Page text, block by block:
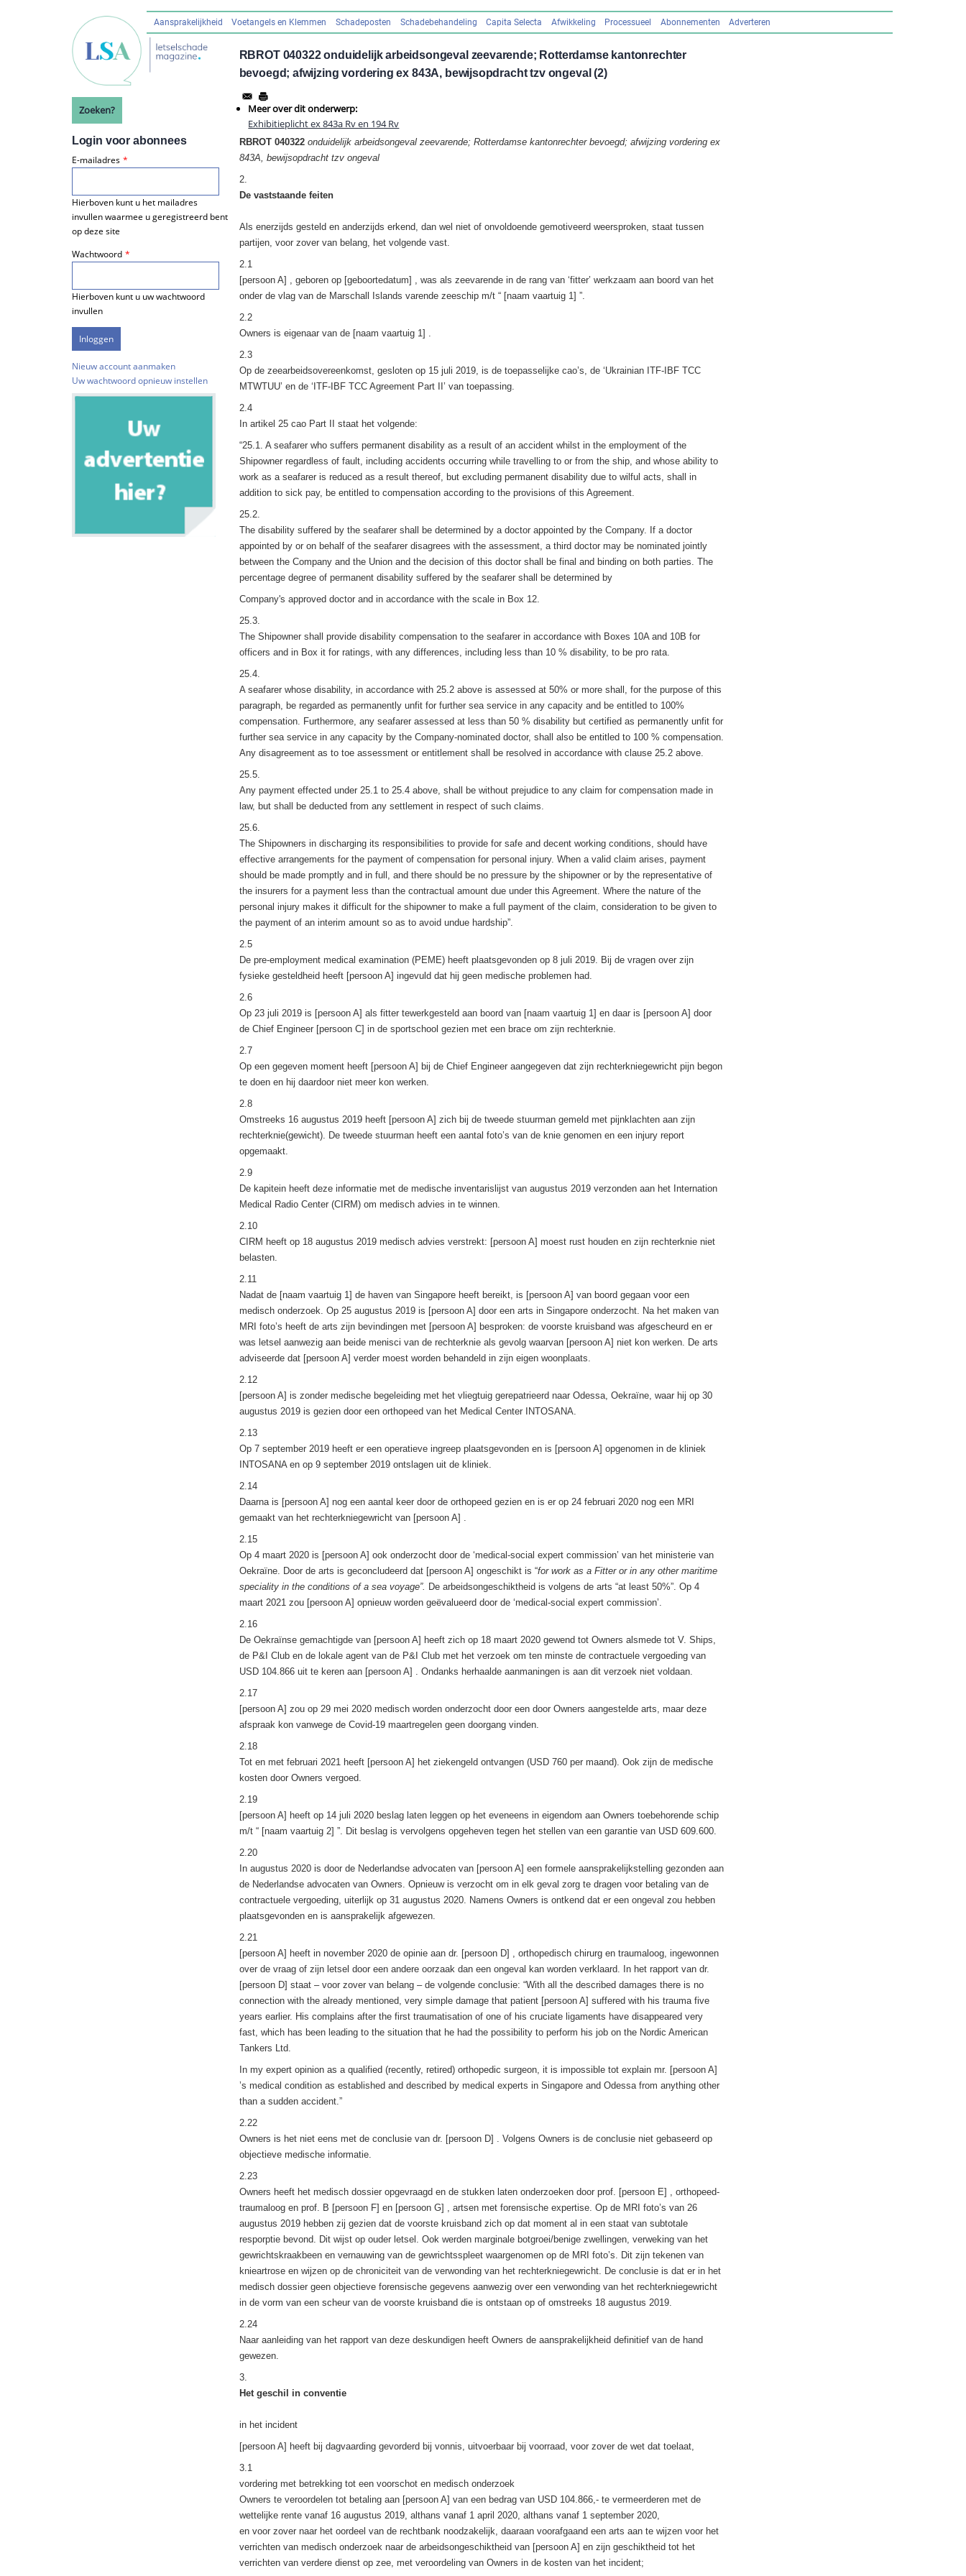
Hoofdnavigatie
Aansprakelijkheid Voetangels en Klemmen Schadeposten Schadebehandeling Capita Selecta Afwikkeling Processueel Abonnementen Adverteren
RBROT 040322 onduidelijk arbeidsongeval zeevarende; Rotterdamse kantonrechter
bevoegd; afwijzing vordering ex 843A, bewijsopdracht tzv ongeval (2)
Meer over dit onderwerp:
Exhibitieplicht ex 843a Rv en 194 Rv
RBROT 040322 onduidelijk arbeidsongeval zeevarende; Rotterdamse kantonrechter bevoegd; afwijzing vordering ex
843A, bewijsopdracht tzv ongeval
2.
De vaststaande feiten
Als enerzijds gesteld en anderzijds erkend, dan wel niet of onvoldoende gemotiveerd weersproken, staat tussen
partijen, voor zover van belang, het volgende vast.
2.1
[persoon A] , geboren op [geboortedatum] , was als zeevarende in de rang van ‘fitter’ werkzaam aan boord van het
onder de vlag van de Marschall Islands varende zeeschip m/t “ [naam vaartuig 1] ”.
2.2
Owners is eigenaar van de [naam vaartuig 1] .
2.3
Op de zeearbeidsovereenkomst, gesloten op 15 juli 2019, is de toepasselijke cao’s, de ‘Ukrainian ITF-IBF TCC
MTWTUU’ en de ‘ITF-IBF TCC Agreement Part II’ van toepassing.
2.4
In artikel 25 cao Part II staat het volgende:
“25.1. A seafarer who suffers permanent disability as a result of an accident whilst in the employment of the
Shipowner regardless of fault, including accidents occurring while travelling to or from the ship, and whose ability to
work as a seafarer is reduced as a result thereof, but excluding permanent disability due to wilful acts, shall in
addition to sick pay, be entitled to compensation according to the provisions of this Agreement.
25.2.
The disability suffered by the seafarer shall be determined by a doctor appointed by the Company. If a doctor
appointed by or on behalf of the seafarer disagrees with the assessment, a third doctor may be nominated jointly
between the Company and the Union and the decision of this doctor shall be final and binding on both parties. The
percentage degree of permanent disability suffered by the seafarer shall be determined by
Company's approved doctor and in accordance with the scale in Box 12.
25.3.
The Shipowner shall provide disability compensation to the seafarer in accordance with Boxes 10A and 10B for
officers and in Box it for ratings, with any differences, including less than 10 % disability, to be pro rata.
25.4.
A seafarer whose disability, in accordance with 25.2 above is assessed at 50% or more shall, for the purpose of this
paragraph, be regarded as permanently unfit for further sea service in any capacity and be entitled to 100%
compensation. Furthermore, any seafarer assessed at less than 50 % disability but certified as permanently unfit for
further sea service in any capacity by the Company-nominated doctor, shall also be entitled to 100 % compensation.
Any disagreement as to toe assessment or entitlement shall be resolved in accordance with clause 25.2 above.
25.5.
Any payment effected under 25.1 to 25.4 above, shall be without prejudice to any claim for compensation made in
law, but shall be deducted from any settlement in respect of such claims.
25.6.
The Shipowners in discharging its responsibilities to provide for safe and decent working conditions, should have
effective arrangements for the payment of compensation for personal injury. When a valid claim arises, payment
should be made promptly and in full, and there should be no pressure by the shipowner or by the representative of
the insurers for a payment less than the contractual amount due under this Agreement. Where the nature of the
personal injury makes it difficult for the shipowner to make a full payment of the claim, consideration to be given to
the payment of an interim amount so as to avoid undue hardship”.
2.5
De pre-employment medical examination (PEME) heeft plaatsgevonden op 8 juli 2019. Bij de vragen over zijn
fysieke gesteldheid heeft [persoon A] ingevuld dat hij geen medische problemen had.
2.6
Op 23 juli 2019 is [persoon A] als fitter tewerkgesteld aan boord van [naam vaartuig 1] en daar is [persoon A] door
de Chief Engineer [persoon C] in de sportschool gezien met een brace om zijn rechterknie.
2.7
Op een gegeven moment heeft [persoon A] bij de Chief Engineer aangegeven dat zijn rechterkniegewricht pijn begon
te doen en hij daardoor niet meer kon werken.
2.8
Omstreeks 16 augustus 2019 heeft [persoon A] zich bij de tweede stuurman gemeld met pijnklachten aan zijn
rechterknie(gewicht). De tweede stuurman heeft een aantal foto’s van de knie genomen en een injury report
opgemaakt.
2.9
De kapitein heeft deze informatie met de medische inventarislijst van augustus 2019 verzonden aan het Internation
Medical Radio Center (CIRM) om medisch advies in te winnen.
2.10
CIRM heeft op 18 augustus 2019 medisch advies verstrekt: [persoon A] moest rust houden en zijn rechterknie niet
belasten.
2.11
Nadat de [naam vaartuig 1] de haven van Singapore heeft bereikt, is [persoon A] van boord gegaan voor een
medisch onderzoek. Op 25 augustus 2019 is [persoon A] door een arts in Singapore onderzocht. Na het maken van
MRI foto’s heeft de arts zijn bevindingen met [persoon A] besproken: de voorste kruisband was afgescheurd en er
was letsel aanwezig aan beide menisci van de rechterknie als gevolg waarvan [persoon A] niet kon werken. De arts
adviseerde dat [persoon A] verder moest worden behandeld in zijn eigen woonplaats.
2.12
[persoon A] is zonder medische begeleiding met het vliegtuig gerepatrieerd naar Odessa, Oekraïne, waar hij op 30
augustus 2019 is gezien door een orthopeed van het Medical Center INTOSANA.
2.13
Op 7 september 2019 heeft er een operatieve ingreep plaatsgevonden en is [persoon A] opgenomen in de kliniek
INTOSANA en op 9 september 2019 ontslagen uit de kliniek.
2.14
Daarna is [persoon A] nog een aantal keer door de orthopeed gezien en is er op 24 februari 2020 nog een MRI
gemaakt van het rechterkniegewricht van [persoon A] .
2.15
Op 4 maart 2020 is [persoon A] ook onderzocht door de ‘medical-social expert commission’ van het ministerie van
Oekraïne. Door de arts is geconcludeerd dat [persoon A] ongeschikt is “for work as a Fitter or in any other maritime
speciality in the conditions of a sea voyage”. De arbeidsongeschiktheid is volgens de arts “at least 50%”. Op 4
maart 2021 zou [persoon A] opnieuw worden geëvalueerd door de ‘medical-social expert commission’.
2.16
De Oekraïnse gemachtigde van [persoon A] heeft zich op 18 maart 2020 gewend tot Owners alsmede tot V. Ships,
de P&I Club en de lokale agent van de P&I Club met het verzoek om ten minste de contractuele vergoeding van
USD 104.866 uit te keren aan [persoon A] . Ondanks herhaalde aanmaningen is aan dit verzoek niet voldaan.
2.17
[persoon A] zou op 29 mei 2020 medisch worden onderzocht door een door Owners aangestelde arts, maar deze
afspraak kon vanwege de Covid-19 maartregelen geen doorgang vinden.
2.18
Tot en met februari 2021 heeft [persoon A] het ziekengeld ontvangen (USD 760 per maand). Ook zijn de medische
kosten door Owners vergoed.
2.19
[persoon A] heeft op 14 juli 2020 beslag laten leggen op het eveneens in eigendom aan Owners toebehorende schip
m/t “ [naam vaartuig 2] ”. Dit beslag is vervolgens opgeheven tegen het stellen van een garantie van USD 609.600.
2.20
In augustus 2020 is door de Nederlandse advocaten van [persoon A] een formele aansprakelijkstelling gezonden aan
de Nederlandse advocaten van Owners. Opnieuw is verzocht om in elk geval zorg te dragen voor betaling van de
contractuele vergoeding, uiterlijk op 31 augustus 2020. Namens Owners is ontkend dat er een ongeval zou hebben
plaatsgevonden en is aansprakelijk afgewezen.
2.21
[persoon A] heeft in november 2020 de opinie aan dr. [persoon D] , orthopedisch chirurg en traumaloog, ingewonnen
over de vraag of zijn letsel door een andere oorzaak dan een ongeval kan worden verklaard. In het rapport van dr.
[persoon D] staat – voor zover van belang – de volgende conclusie: “With all the described damages there is no
connection with the already mentioned, very simple damage that patient [persoon A] suffered with his trauma five
years earlier. His complains after the first traumatisation of one of his cruciate ligaments have disappeared very
fast, which has been leading to the situation that he had the possibility to perform his job on the Nordic American
Tankers Ltd.
In my expert opinion as a qualified (recently, retired) orthopedic surgeon, it is impossible tot explain mr. [persoon A]
’s medical condition as established and described by medical experts in Singapore and Odessa from anything other
than a sudden accident.”
2.22
Owners is het niet eens met de conclusie van dr. [persoon D] . Volgens Owners is de conclusie niet gebaseerd op
objectieve medische informatie.
2.23
Owners heeft het medisch dossier opgevraagd en de stukken laten onderzoeken door prof. [persoon E] , orthopeed-
traumaloog en prof. B [persoon F] en [persoon G] , artsen met forensische expertise. Op de MRI foto’s van 26
augustus 2019 hebben zij gezien dat de voorste kruisband zich op dat moment al in een staat van subtotale
resporptie bevond. Dit wijst op ouder letsel. Ook werden marginale botgroei/benige zwellingen, verweking van het
gewrichtskraakbeen en vernauwing van de gewrichtsspleet waargenomen op de MRI foto’s. Dit zijn tekenen van
knieartrose en wijzen op de chroniciteit van de verwonding van het rechterkniegewricht. De conclusie is dat er in het
medisch dossier geen objectieve forensische gegevens aanwezig over een verwonding van het rechterkniegewricht
in de vorm van een scheur van de voorste kruisband die is ontstaan op of omstreeks 18 augustus 2019.
2.24
Naar aanleiding van het rapport van deze deskundigen heeft Owners de aansprakelijkheid definitief van de hand
gewezen.
3.
Het geschil in conventie
in het incident
[persoon A] heeft bij dagvaarding gevorderd bij vonnis, uitvoerbaar bij voorraad, voor zover de wet dat toelaat,
3.1
vordering met betrekking tot een voorschot en medisch onderzoek
Owners te veroordelen tot betaling aan [persoon A] van een bedrag van USD 104.866,- te vermeerderen met de
wettelijke rente vanaf 16 augustus 2019, althans vanaf 1 april 2020, althans vanaf 1 september 2020,
en voor zover naar het oordeel van de rechtbank noodzakelijk, daaraan voorafgaand een arts aan te wijzen voor het
verrichten van medisch onderzoek naar de arbeidsongeschiktheid van [persoon A] en zijn geschiktheid tot het
verrichten van verdere dienst op zee, met veroordeling van Owners in de kosten van het incident;
Zoeken?
Login voor abonnees
E-mailadres
Hierboven kunt u het mailadres
invullen waarmee u geregistreerd bent
op deze site
Wachtwoord
Hierboven kunt u uw wachtwoord
invullen
Nieuw account aanmaken
Uw wachtwoord opnieuw instellen